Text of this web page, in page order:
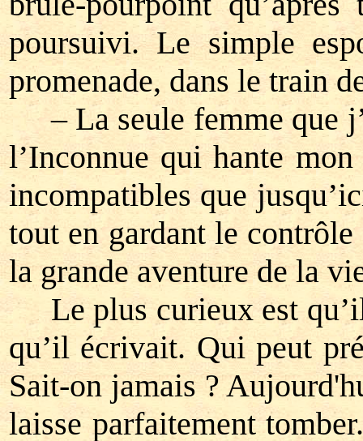
poursuivi. Le simple
promenade, dans le train
– La seule femme que
l’Inconnue qui hante
incompatibles que
tout en gardant le
la grande aventure de la
Le plus curieux est qu’il
qu’il écrivait. Qui peut
Sait-on jamais ?
laisse parfaitement